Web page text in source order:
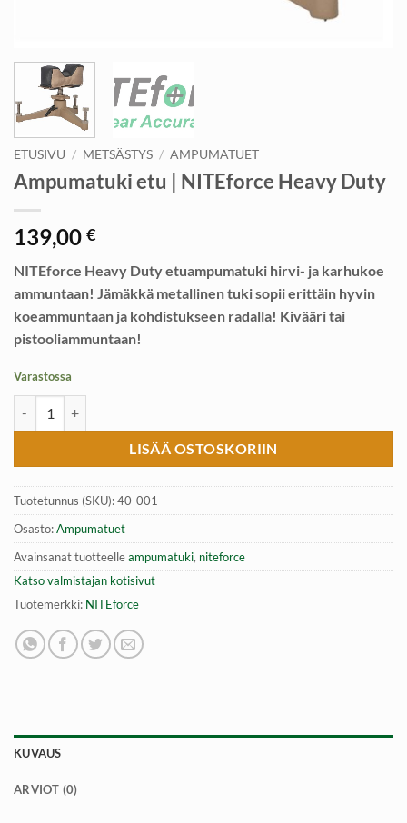
ETUSIVU / METSÄSTYS / AMPUMATUET
Ampumatuki etu | NITEforce Heavy Duty
139,00 €
NITEforce Heavy Duty etuampumatuki hirvi- ja karhukoe
ammuntaan! Jämäkkä metallinen tuki sopii erittäin hyvin
koeammuntaan ja kohdistukseen radalla! Kivääri tai
pistooliammuntaan!
Varastossa
LISÄÄ OSTOSKORIIN
Tuotetunnus (SKU):40-001
Osasto:Ampumatuet
Avainsanat tuotteelleampumatuki, niteforce
Katso valmistajan kotisivut
Tuotemerkki: NITEforce
KUVAUS
ARVIOT (0)